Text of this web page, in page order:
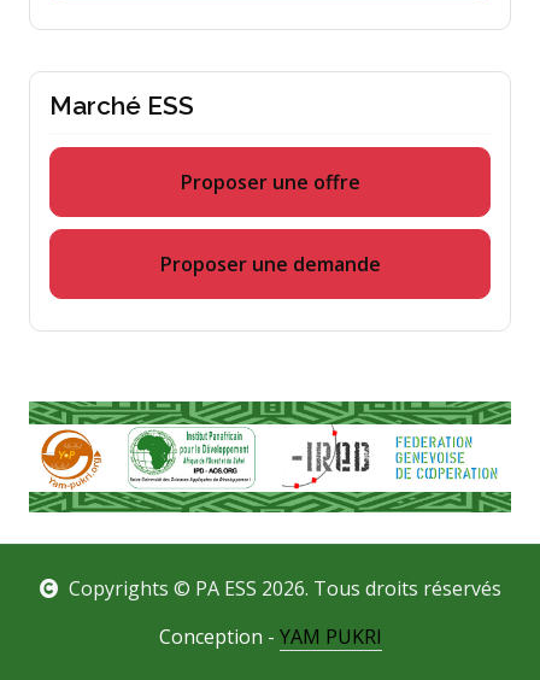
Marché ESS
Proposer une offre
Proposer une demande
Copyrights © PA ESS 2026. Tous droits réservés
Conception - YAM PUKRI